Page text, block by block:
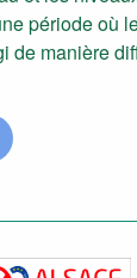
période où
de manière